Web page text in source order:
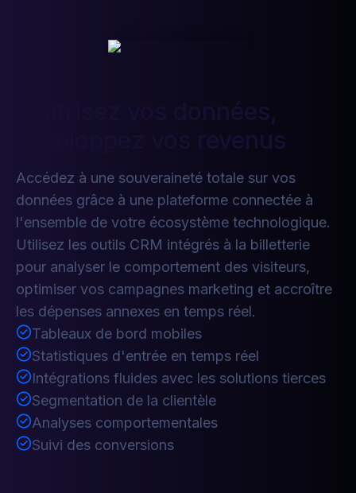
Maîtrisez vos données,
développez vos revenus
Accédez à une souveraineté totale sur vos
données grâce à une plateforme connectée à
l'ensemble de votre écosystème technologique.
Utilisez les outils CRM intégrés à la billetterie
pour analyser le comportement des visiteurs,
optimiser vos campagnes marketing et accroître
les dépenses annexes en temps réel.
Tableaux de bord mobiles
Statistiques d'entrée en temps réel
Intégrations fluides avec les solutions tierces
Segmentation de la clientèle
Analyses comportementales
Suivi des conversions